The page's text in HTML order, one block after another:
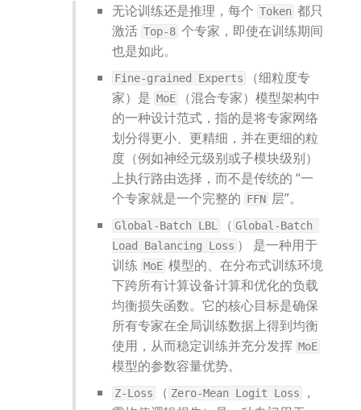
无论训练还是推理，每个 Token 都只
激活 Top-8 个专家，即使在训练期间
也是如此。
Fine-grained Experts
（细粒度专
家）是 MoE
（混合专家）模型架构中
的一种设计范式，指的是将专家网络
划分得更小、更精细，并在更细的粒
度（例如神经元级别或子模块级别）
上执行路由选择，而不是传统的 “一
个专家就是一个完整的 FFN 层”。
Global-Batch LBL （ Global-Batch
Load Balancing Loss ） 是一种用于
训练 MoE 模型的、在分布式训练环境
下跨所有计算设备计算和优化的负载
均衡损失函数。它的核心目标是确保
所有专家在全局训练数据上得到均衡
使用，从而稳定训练并充分发挥 MoE
模型的参数容量优势。
Z-Loss （ Zero-Mean Logit Loss
，